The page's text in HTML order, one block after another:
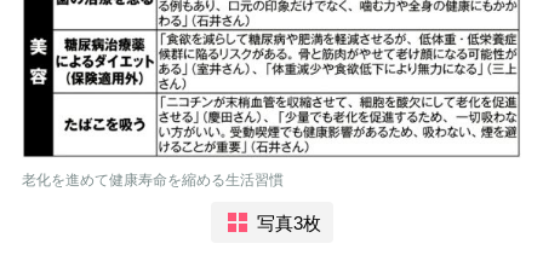
老化を進めて健康寿命を縮める生活習慣
写真3枚